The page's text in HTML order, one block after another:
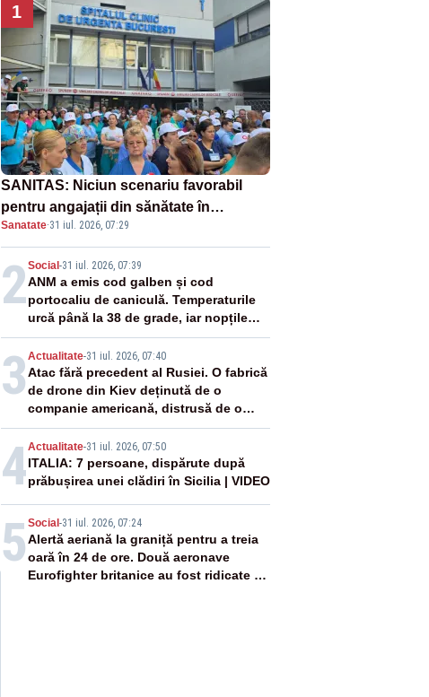
1
SANITAS: Niciun scenariu favorabil
pentru angajații din sănătate în
proiectul Legii salarizării
Sanatate·31 iul. 2026, 07:29
2Social -31 iul. 2026, 07:39
ANM a emis cod galben și cod
portocaliu de caniculă. Temperaturile
urcă până la 38 de grade, iar nopțile
devin tropicale
3 Actualitate-31 iul. 2026, 07:40
Atac fără precedent al Rusiei. O fabrică
de drone din Kiev deținută de o
companie americană, distrusă de o
rachetă rusească
4Actualitate-31 iul. 2026, 07:50
ITALIA: 7 persoane, dispărute după
prăbușirea unei clădiri în Sicilia | VIDEO
5 Social -31 iul. 2026, 07:24
Alertă aeriană la graniță pentru a treia
oară în 24 de ore. Două aeronave
Eurofighter britanice au fost ridicate de